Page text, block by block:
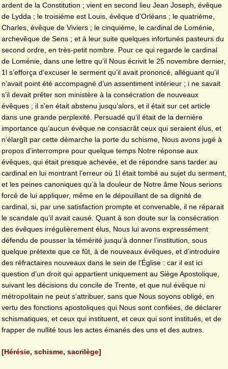
ardent de la Constitution ; vient en second lieu Jean Joseph, évêque
de Lydda ; le troisième est Louis, évêque d’Orléans ; le quatrième,
Charles, évêque de Viviers ; le cinquième, le cardinal de Loménie,
archevêque de Sens ; et à leur suite quelques infortunés pasteurs du
second ordre, en très-petit nombre. Pour ce qui regarde le cardinal
de Loménie, dans une lettre qu’il Nous écrivit le 25 novembre dernier,
1l s’efforça d’excuser le serment qu’il avait prononcé, alléguant qu’il
n’avait point été accompagné d’un assentiment intérieur ; i ne savait
s’il devait prêter son ministère à la consécration de nouveaux
évêques ; il s’en était abstenu jusqu’alors, et il était sur cet article
dans une grande perplexité. Persuadé qu’il était de la dernière
importance qu’aucun évêque ne consacrât ceux qui seraient élus, et
n’élargît par cette démarche la porte du schisme, Nous avons jugé à
propos d’interrompre pour quelque temps Notre réponse aux
évêques, qui était presque achevée, et de répondre sans tarder au
cardinal en lui montrant l’erreur où 1l était tombé au sujet du serment,
et les peines canoniques qu’à la douleur de Notre âme Nous serions
forcé de lui appliquer, même en le dépouillant de sa dignité de
cardinal, si, par une satisfaction prompte et convenable, il ne réparait
le scandale qu’il avait causé. Quant à son doute sur la consécration
des évêques irrégulièrement élus, Nous lui avons expressément
défendu de pousser la témérité jusqu’à donner l’institution, sous
quelque prétexte que ce fût, à de nouveaux évêques, et d’introduire
des réfractaires nouveaux dans le sein de l’Église : car il est ici
question d’un droit qui appartient uniquement au Siège Apostolique,
suivant les décisions du concile de Trente, et que nul évêque ni
métropolitain ne peut s’attribuer, sans que Nous soyons obligé, en
vertu des fonctions apostoliques qui Nous sont confiées, de déclarer
schismatiques, et ceux qui instituent, et ceux qui sont institués, et de
frapper de nullité tous les actes émanés des uns et des autres.
[Hérésie, schisme, sacrilège]